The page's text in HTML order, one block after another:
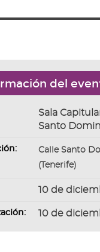
del
Sala
Santo
Calle Santo
(Tenerife)
10 de
10 de